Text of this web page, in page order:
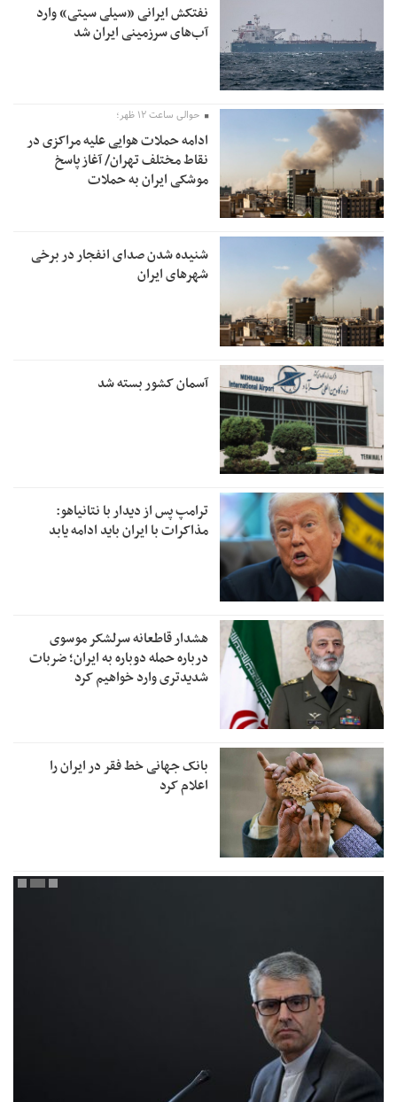
نفتکش ایرانی «سیلی سیتی» وارد
آب‌های سرزمینی ایران شد
حوالی ساعت ۱۲ ظهر؛
ادامه حملات هوایی علیه مراکزی در
نقاط مختلف تهران/ آغاز پاسخ
موشکی ایران به حملات
شنیده شدن صدای انفجار در برخی
شهرهای ایران
آسمان کشور بسته شد
ترامپ پس از دیدار با نتانیاهو:
مذاکرات با ایران باید ادامه یابد
هشدار قاطعانه سرلشکر موسوی
درباره حمله دوباره به ایران؛ ضربات
شدیدتری وارد خواهیم کرد
بانک جهانی خط فقر در ایران را
اعلام کرد